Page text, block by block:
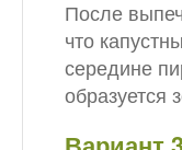
После
что
середине
образуется